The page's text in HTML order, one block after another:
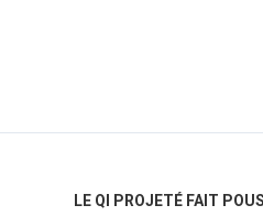
LE QI PROJETÉ FAIT